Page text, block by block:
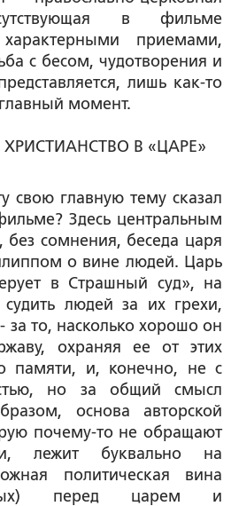
в фильме
приемами,
с бесом, чудотворения и
лишь как-то
момент.
В «ЦАРЕ»
свою главную тему сказал
Здесь центральным
без сомнения, беседа царя
о вине людей. Царь
в Страшный суд», на
людей за их грехи,
за то, насколько хорошо он
охраняя ее от этих
памяти, и, конечно, не с
но за общий смысл
основа авторской
почему-то не обращают
лежит буквально на
политическая вина
перед царем и